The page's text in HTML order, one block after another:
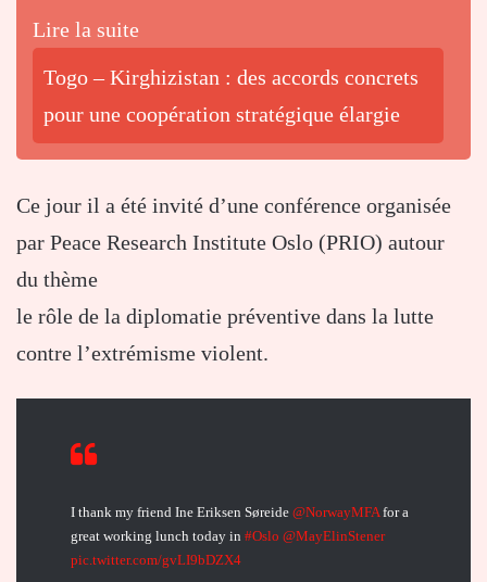
Lire la suite
Togo – Kirghizistan : des accords concrets
pour une coopération stratégique élargie
Ce jour il a été invité d’une conférence organisée
par Peace Research Institute Oslo (PRIO) autour
du thème
le rôle de la diplomatie préventive dans la lutte
contre l’extrémisme violent.
I thank my friend Ine Eriksen Søreide ⁦ @NorwayMFA⁩ for a
great working lunch today in #Oslo @MayElinStener
pic.twitter.com/gvLI9bDZX4